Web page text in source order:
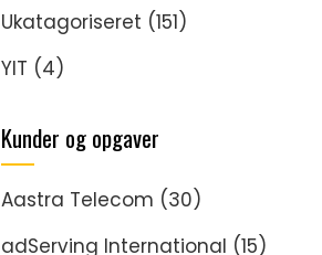
Ukatagoriseret (151)
YIT (4)
Kunder og opgaver
Aastra Telecom (30)
adServing International (15)